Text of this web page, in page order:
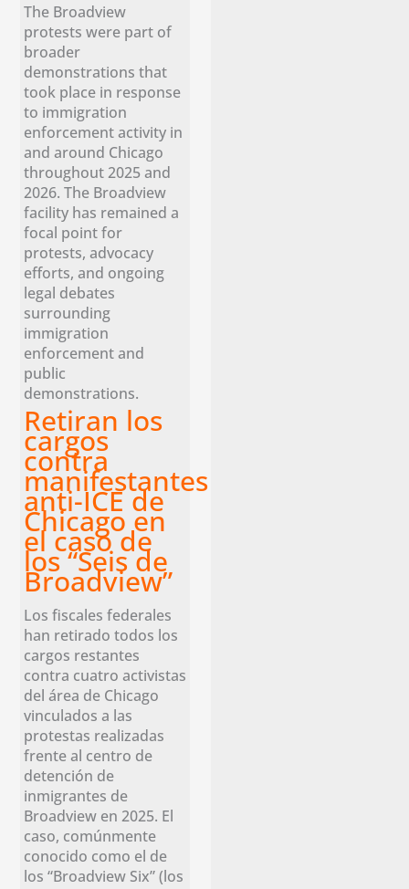
The Broadview
protests were part of
broader
demonstrations that
took place in response
to immigration
enforcement activity in
and around Chicago
throughout 2025 and
2026. The Broadview
facility has remained a
focal point for
protests, advocacy
efforts, and ongoing
legal debates
surrounding
immigration
enforcement and
public
demonstrations.
Retiran los
cargos
contra
manifestantes
anti-ICE de
Chicago en
el caso de
los “Seis de
Broadview”
Los fiscales federales
han retirado todos los
cargos restantes
contra cuatro activistas
del área de Chicago
vinculados a las
protestas realizadas
frente al centro de
detención de
inmigrantes de
Broadview en 2025. El
caso, comúnmente
conocido como el de
los “Broadview Six” (los